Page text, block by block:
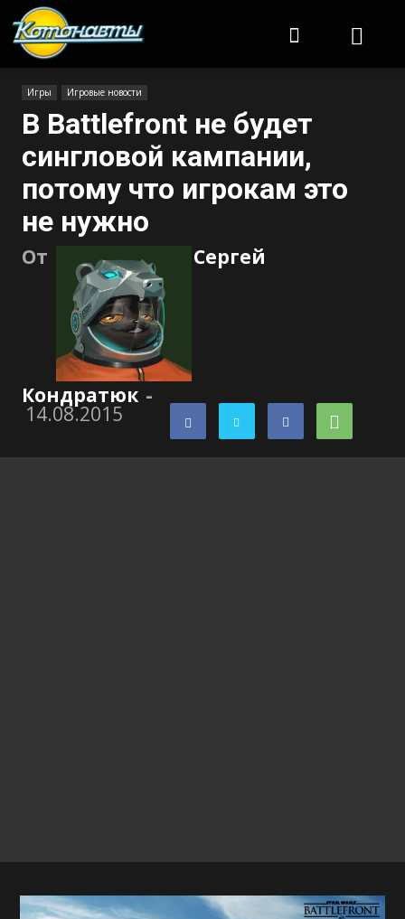
Игры Игровые новости
В Battlefront не будет
сингловой кампании,
потому что игрокам это
не нужно
От Сергей
Кондратюк -
14.08.2015